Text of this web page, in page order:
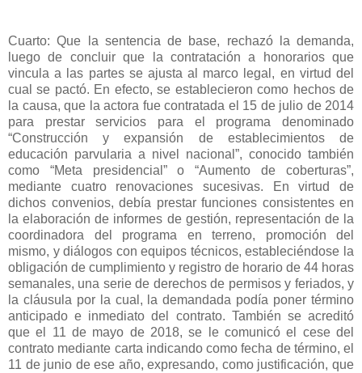
Cuarto: Que la sentencia de base, rechazó la demanda,
luego de concluir que la contratación a honorarios que
vincula a las partes se ajusta al marco legal, en virtud del
cual se pactó. En efecto, se establecieron como hechos de
la causa, que la actora fue contratada el 15 de julio de 2014
para prestar servicios para el programa denominado
“Construcción y expansión de establecimientos de
educación parvularia a nivel nacional”, conocido también
como “Meta presidencial” o “Aumento de coberturas”,
mediante cuatro renovaciones sucesivas. En virtud de
dichos convenios, debía prestar funciones consistentes en
la elaboración de informes de gestión, representación de la
coordinadora del programa en terreno, promoción del
mismo, y diálogos con equipos técnicos, estableciéndose la
obligación de cumplimiento y registro de horario de 44 horas
semanales, una serie de derechos de permisos y feriados, y
la cláusula por la cual, la demandada podía poner término
anticipado e inmediato del contrato. También se acreditó
que el 11 de mayo de 2018, se le comunicó el cese del
contrato mediante carta indicando como fecha de término, el
11 de junio de ese año, expresando, como justificación, que